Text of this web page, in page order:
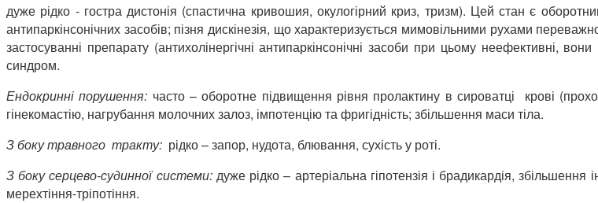
дуже рідко - гостра дистонія (спастична кривошия, окулогірний криз, тризм). Цей стан є
антипаркінсонічних засобів; пізня дискінезія, що характеризується мимовільними рухами
застосуванні препарату (антихолінергічні антипаркінсонічні засоби при цьому неефективні,
синдром.
Ендокринні порушення: часто – оборотне підвищення рівня пролактину в сироватці крові
гінекомастію, нагрубання молочних залоз, імпотенцію та фригідність; збільшення маси тіла.
З боку травного тракту: рідко – запор, нудота, блювання, сухість у роті.
З боку серцево-судинної системи: дуже рідко – артеріальна гіпотензія і брадикардія,
мерехтіння-тріпотіння.